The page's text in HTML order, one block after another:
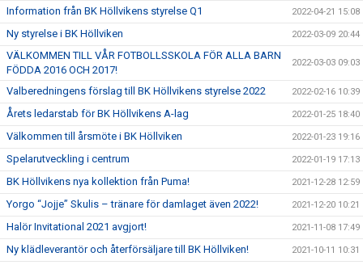
Information från BK Höllvikens styrelse Q1 2022-04-21 15:08
Ny styrelse i BK Höllviken 2022-03-09 20:44
VÄLKOMMEN TILL VÅR FOTBOLLSSKOLA FÖR ALLA BARN
FÖDDA 2016 OCH 2017!
2022-03-03 09:03
Valberedningens förslag till BK Höllvikens styrelse 2022 2022-02-16 10:39
Årets ledarstab för BK Höllvikens A-lag 2022-01-25 18:40
Välkommen till årsmöte i BK Höllviken 2022-01-23 19:16
Spelarutveckling i centrum 2022-01-19 17:13
BK Höllvikens nya kollektion från Puma! 2021-12-28 12:59
Yorgo “Jojje” Skulis – tränare för damlaget även 2022! 2021-12-20 10:21
Halör Invitational 2021 avgjort! 2021-11-08 17:49
Ny klädleverantör och återförsäljare till BK Höllviken! 2021-10-11 10:31